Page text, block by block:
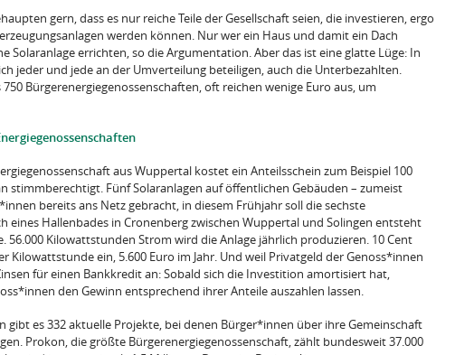
gern, dass es nur reiche Teile der Gesellschaft seien, die investieren, ergo
werden können. Nur wer ein Haus und damit ein Dach
Solaranlage errichten, so die Argumentation. Aber das ist eine glatte Lüge: In
jeder und jede an der Umverteilung beteiligen, auch die Unterbezahlten.
Bürgerenergiegenossenschaften, oft reichen wenige Euro aus, um
aus Wuppertal kostet ein Anteilsschein zum Beispiel 100
stimmberechtigt. Fünf Solaranlagen auf öffentlichen Gebäuden – zumeist
bereits ans Netz gebracht, in diesem Frühjahr soll die sechste
eines Hallenbades in Cronenberg zwischen Wuppertal und Solingen entsteht
56.000 Kilowattstunden Strom wird die Anlage jährlich produzieren. 10 Cent
Kilowattstunde ein, 5.600 Euro im Jahr. Und weil Privatgeld der Genoss*innen
für einen Bankkredit an: Sobald sich die Investition amortisiert hat,
den Gewinn entsprechend ihrer Anteile auszahlen lassen.
gibt es 332 aktuelle Projekte, bei denen Bürger*innen über ihre Gemeinschaft
Prokon, die größte Bürgerenergiegenossenschaft, zählt bundesweit 37.000